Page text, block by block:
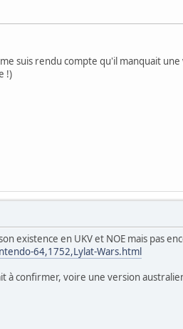
suis rendu compte qu'il manquait
!)
existence en UKV et NOE mais pas
64,1752,Lylat-Wars.html
confirmer, voire une version